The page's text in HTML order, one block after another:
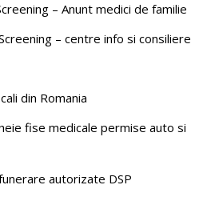
– Anunt medici de familie
– centre info si consiliere
din Romania
fise medicale permise auto si
autorizate DSP